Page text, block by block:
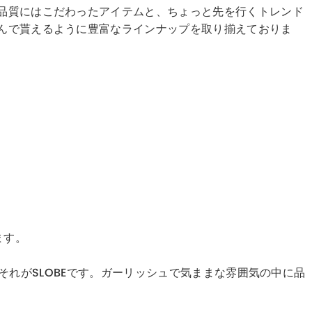
にはこだわったアイテムと、ちょっと先を行くトレンド
貰えるように豊富なラインナップを取り揃えておりま
。
がSLOBEです。ガーリッシュで気ままな雰囲気の中に品